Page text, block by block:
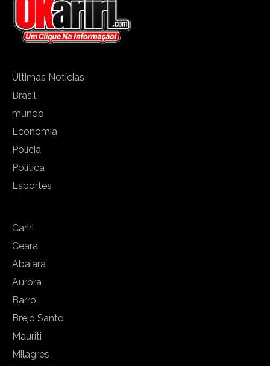
Últimas Notícias
Brasil
mundo
Economia
Polícia
Política
Esportes
Cariri
Ceará
Abaiara
Aurora
Barro
Brejo Santo
Mauriti
Milagres